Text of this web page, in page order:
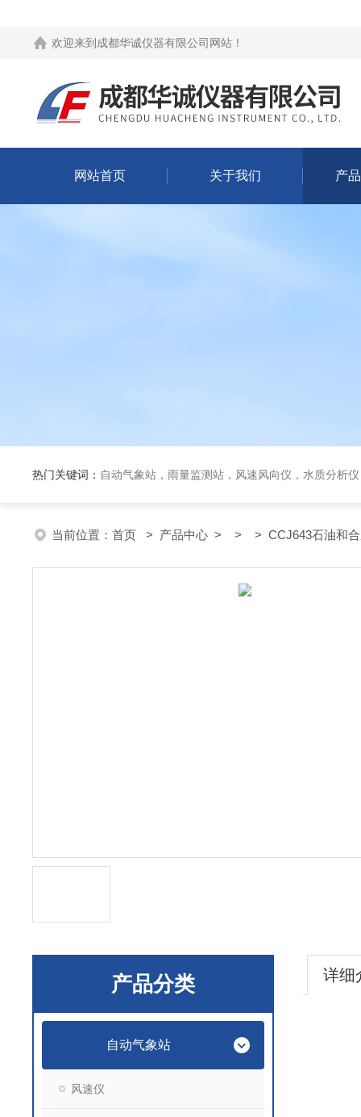
欢迎来到 成都华诚仪器有限公司网站 ！
网站首页 关于我们 产
热门关键词： 自动气象站，雨量监测站，风速风向仪，水质分析
当前位置： 首页 > 产品中心 > > > CCJ643石油和合
产品分类
自动气象站
风速仪
详细